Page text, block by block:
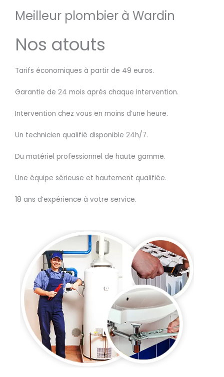
Meilleur plombier à Wardin
Nos atouts
Tarifs économiques à partir de 49 euros.
Garantie de 24 mois après chaque intervention.
Intervention chez vous en moins d’une heure.
Un technicien qualifié disponible 24h/7.
Du matériel professionnel de haute gamme.
Une équipe sérieuse et hautement qualifiée.
18 ans d’expérience à votre service.